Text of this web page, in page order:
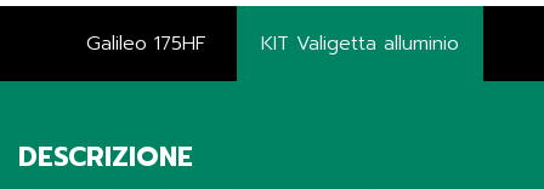
Galileo 175HF KIT Valigetta alluminio
DESCRIZIONE